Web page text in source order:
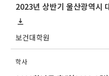
보건대학원
학사